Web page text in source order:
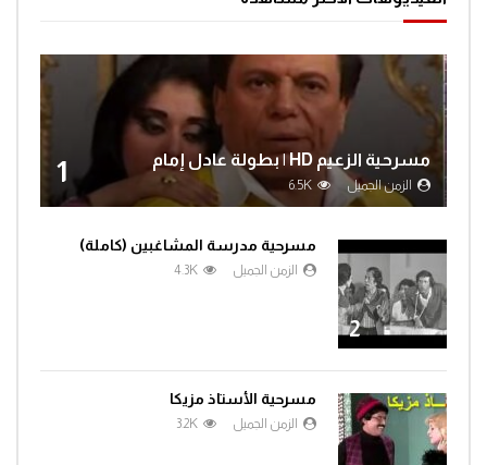
1 مسرحية الزعيم HD | بطولة عادل إمام
الزمن الجميل 6.5K
2
مسرحية مدرسة المشاغبين (كاملة)
الزمن الجميل 4.3K
مسرحية الأستاذ مزيكا
الزمن الجميل 3.2K